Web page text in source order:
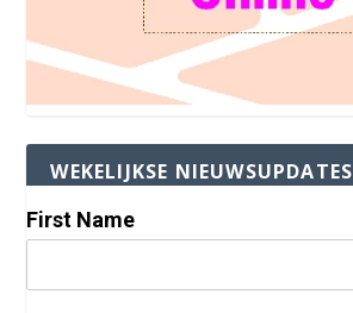
WEKELIJKSE NIEUWSUPDATES
First Name